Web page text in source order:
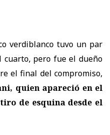
verdiblanco tuvo un par
cuarto, pero fue el dueño
el final del compromiso,
quien apareció en el
de esquina desde el